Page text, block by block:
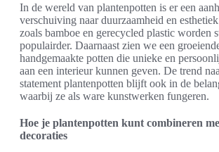
In de wereld van plantenpotten is er een
verschuiving naar duurzaamheid en
zoals bamboe en gerecycled plastic worden
populairder. Daarnaast zien we een
handgemaakte potten die unieke en
aan een interieur kunnen geven. De trend
statement plantenpotten blijft ook in de
waarbij ze als ware kunstwerken fungeren.
Hoe je plantenpotten kunt combineren
decoraties